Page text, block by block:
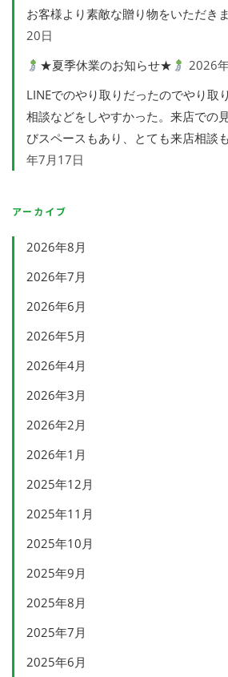
お客様より素敵な贈り物をいただき
20日
★夏季休業のお知らせ★
2026
LINEでのやり取りだったのでやり取
相談などをしやすかった。来店での
びスペースもあり、とても来店相談
年7月17日
アーカイブ
2026年8月
2026年7月
2026年6月
2026年5月
2026年4月
2026年3月
2026年2月
2026年1月
2025年12月
2025年11月
2025年10月
2025年9月
2025年8月
2025年7月
2025年6月